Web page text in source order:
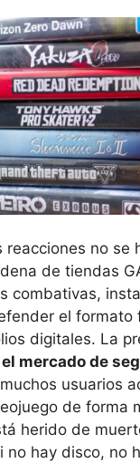
reacciones no se
de tiendas
combativas,
el formato
digitales. La
el mercado de
usuarios
de forma
herido de
no hay disco, no